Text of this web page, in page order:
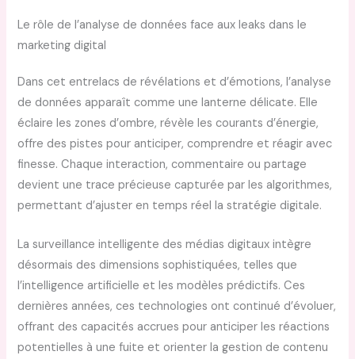
Le rôle de l’analyse de données face aux leaks dans le
marketing digital
Dans cet entrelacs de révélations et d’émotions, l’analyse
de données apparaît comme une lanterne délicate. Elle
éclaire les zones d’ombre, révèle les courants d’énergie,
offre des pistes pour anticiper, comprendre et réagir avec
finesse. Chaque interaction, commentaire ou partage
devient une trace précieuse capturée par les algorithmes,
permettant d’ajuster en temps réel la stratégie digitale.
La surveillance intelligente des médias digitaux intègre
désormais des dimensions sophistiquées, telles que
l’intelligence artificielle et les modèles prédictifs. Ces
dernières années, ces technologies ont continué d’évoluer,
offrant des capacités accrues pour anticiper les réactions
potentielles à une fuite et orienter la gestion de contenu